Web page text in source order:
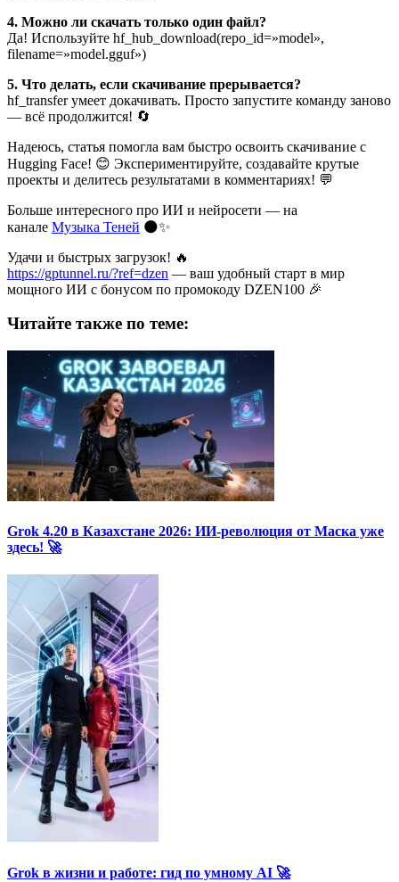
4. Можно ли скачать только один файл?
Да! Используйте hf_hub_download(repo_id=»model»,
filename=»model.gguf»)
5. Что делать, если скачивание прерывается?
hf_transfer умеет докачивать. Просто запустите команду заново
— всё продолжится! 🔄
Надеюсь, статья помогла вам быстро освоить скачивание с
Hugging Face! 😊 Экспериментируйте, создавайте крутые
проекты и делитесь результатами в комментариях! 💬
Больше интересного про ИИ и нейросети — на
канале Музыка Теней 🌑✨
Удачи и быстрых загрузок! 🔥
https://gptunnel.ru/?ref=dzen — ваш удобный старт в мир
мощного ИИ с бонусом по промокоду DZEN100 🎉
Читайте также по теме:
Grok 4.20 в Казахстане 2026: ИИ-революция от Маска уже
здесь! 🚀
Grok в жизни и работе: гид по умному AI 🚀